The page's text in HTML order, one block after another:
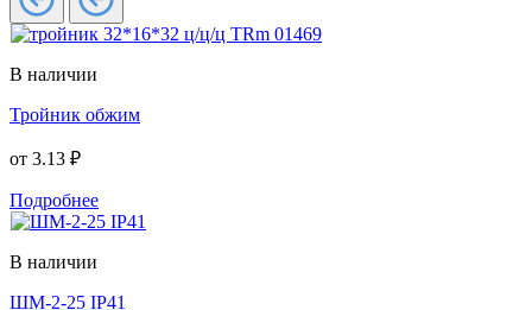
В наличии
Тройник обжим
от 3.13 ₽
Подробнее
В наличии
ШМ-2-25 IP41